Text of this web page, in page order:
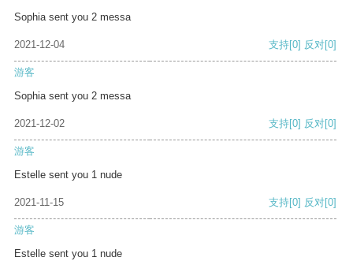
Sophia sent you 2 messa
2021-12-04 支持[0] 反对[0]
游客
Sophia sent you 2 messa
2021-12-02 支持[0] 反对[0]
游客
Estelle sent you 1 nude
2021-11-15 支持[0] 反对[0]
游客
Estelle sent you 1 nude